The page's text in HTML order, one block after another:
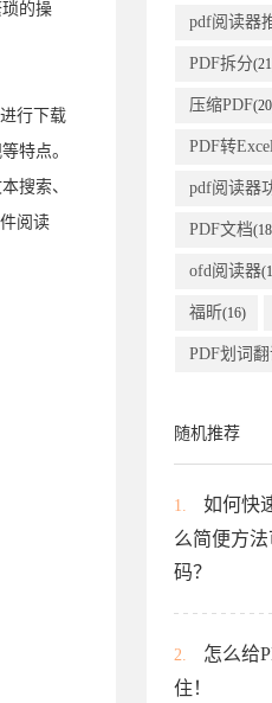
的操
行下载
特点。
搜索、
阅读
pdf阅读器
PDF拆分
压缩PDF
PDF转
pdf阅读器
PDF文档
ofd阅读器
福昕(16)
PDF划词
随机推荐
1.
如何快
么简便方
码？
2.
怎么给
住！